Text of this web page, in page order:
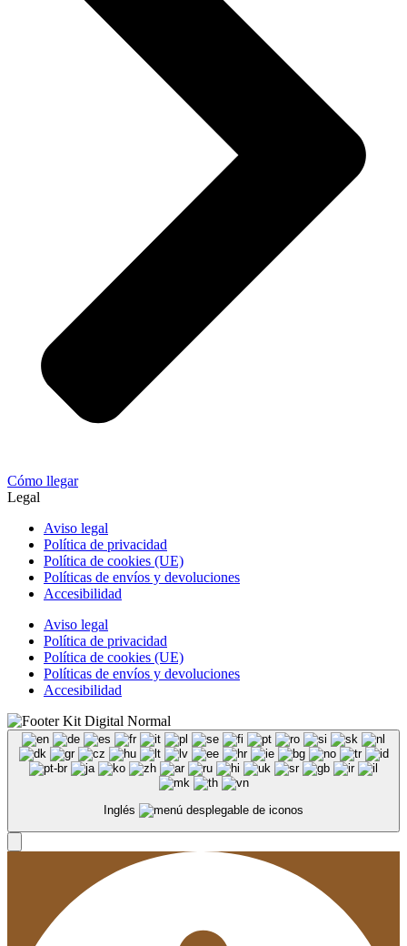
Cómo llegar
Legal
Aviso legal
Política de privacidad
Política de cookies (UE)
Políticas de envíos y devoluciones
Accesibilidad
Aviso legal
Política de privacidad
Política de cookies (UE)
Políticas de envíos y devoluciones
Accesibilidad
Inglés